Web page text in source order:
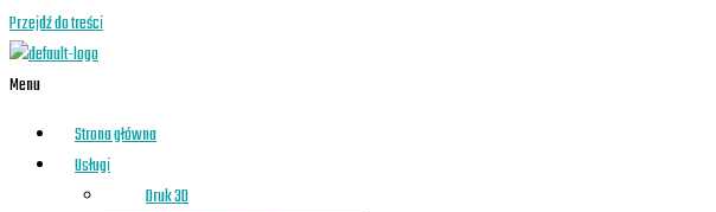
Przejdź do treści
Menu
Strona główna
Usługi
Druk 3D